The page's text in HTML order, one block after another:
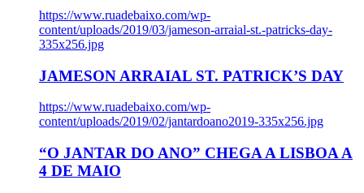
https://www.ruadebaixo.com/wp-
content/uploads/2019/03/jameson-arraial-st.-patricks-day-
335x256.jpg
JAMESON ARRAIAL ST. PATRICK’S DAY
https://www.ruadebaixo.com/wp-
content/uploads/2019/02/jantardoano2019-335x256.jpg
“O JANTAR DO ANO” CHEGA A LISBOA A
4 DE MAIO